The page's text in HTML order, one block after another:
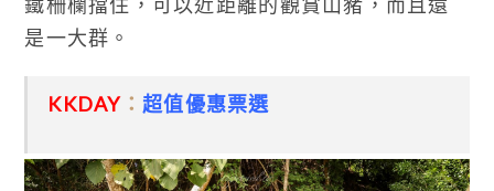
是一大群。
KKDAY： 超值優惠票選